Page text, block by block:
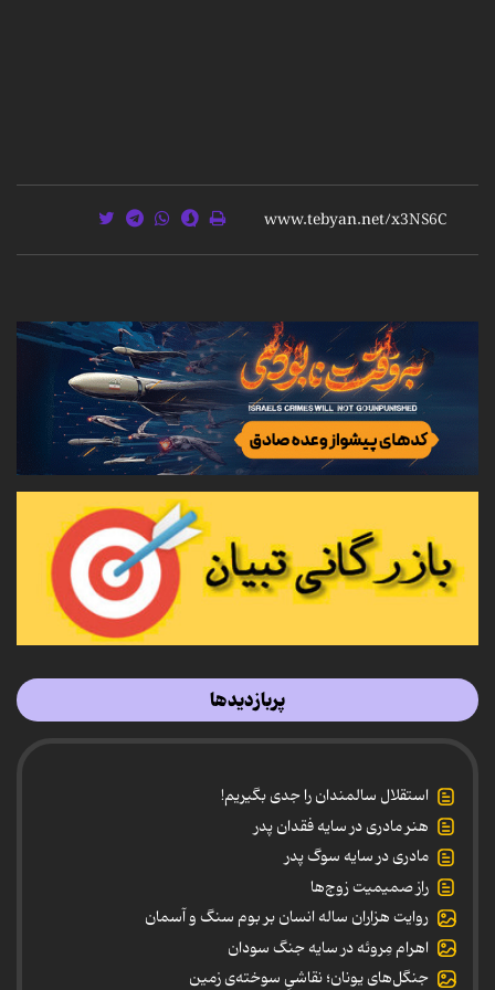
پربازدیدها
استقلال سالمندان را جدی بگیریم!
هنر مادری در سایه‌ فقدان پدر
مادری در سایه سوگ پدر
راز صمیمیت زوج‌ها
روایت هزاران ساله انسان بر بوم سنگ و آسمان
اهرام مِروئه در سایه جنگ سودان
جنگل‌های یونان؛ نقاشیِ سوخته‌ی زمین